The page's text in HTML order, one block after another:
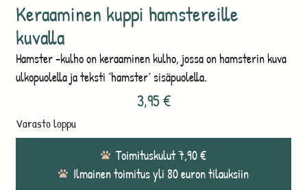
Keraaminen kuppi hamstereille
kuvalla
Hamster -kulho on keraaminen kulho, jossa on hamsterin kuva
ulkopuolella ja teksti ´hamster´ sisäpuolella.
3,95€
Varasto loppu
Toimituskulut 7,90 €
Ilmainen toimitus yli 80 euron tilauksiin